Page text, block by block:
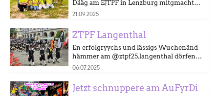
Dääg am EJTPF in Lenzburg mitgmacht
und dörf sich über tolli Platzierige freue.
21.09.2025
ZTPF Langenthal
En erfolgryychs und lässigs Wuchenänd
hämmer am @ztpf25.langenthal dörfen
erlääbe.
06.07.2025
Jetzt schnuppere am AuFyrDi